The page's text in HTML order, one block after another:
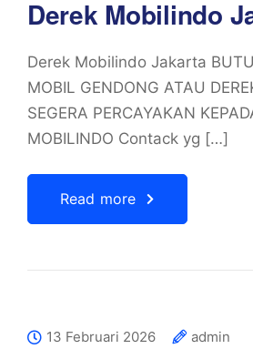
Derek Mobilindo
Derek Mobilindo Jakarta
MOBIL GENDONG ATAU
SEGERA PERCAYAKAN
MOBILINDO Contack yg […]
Read more
13 Februari 2026 admin